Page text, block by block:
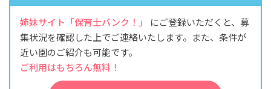
姉妹サイト「保育士バンク！」
にご登録いただくと、募
集状況を確認した上でご連絡いたします。また、条件が
近い園のご紹介も可能です。
ご利用はもちろん無料！